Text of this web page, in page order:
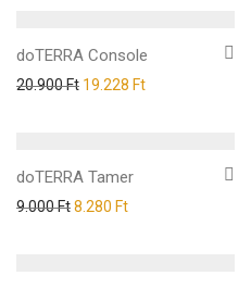
doTERRA Console
20.900Ft 19.228 Ft
doTERRA Tamer
9.000Ft8.280 Ft